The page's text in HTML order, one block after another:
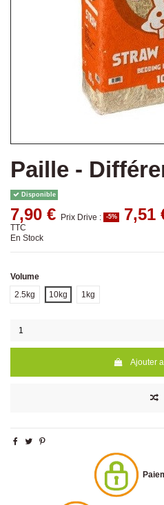
Paille -
Disponible
7,90 € Prix Drive : -5% 7,51
TTC
En Stock
Volume
2.5kg
10kg 1kg
Ajouter